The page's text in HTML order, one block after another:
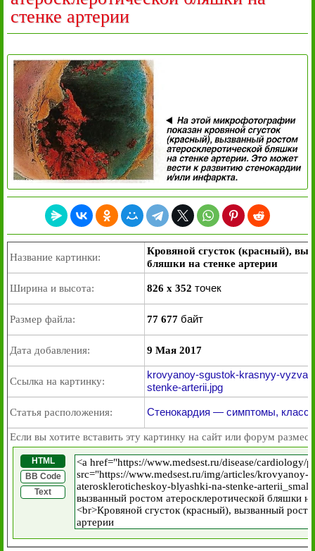
стенке артерии
Название картинки:
Кровяной сгусток (красный),
бляшки на стенке артерии
Ширина и высота: 826 x 352 точек
Размер файла: 77 677 байт
Дата добавления: 9 Мая 2017
Ссылка на картинку:
krovyanoy-sgustok-krasnyy-
stenke-arterii.jpg
Статья расположения: Стенокардия — симптомы,
Если вы хотите вставить эту картинку на сайт или форум
HTML
BB Code
Text